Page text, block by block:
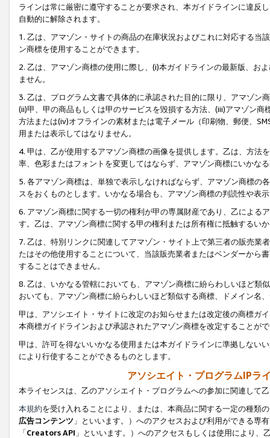
ラインは常に厳密に遵守することが要求され、本ガイドラインに違反
自動的に解除されます。
1. 乙は、アマゾン・サイトの商品の在庫状況およびこれに対応する
ン商標を使用することができます。
2. 乙は、アマゾン商標の使用に際し、(i)本ガイドラインの最新版、お
ません。
3. 乙は、プログラム文書で具体的に承認された目的に限り、アマゾン
(ii)甲、甲の商品もしくは甲のサービスを毀損する方法、(iii)アマゾン
方法または(iv)オフラインの素材または電子メール（印刷物、郵便、
用または表示してはなりません。
4. 甲は、乙が使用するアマゾン商標の画像を提供します。乙は、方
率、色彩またはフォントを変更してはならず、アマゾン商標にいかな
5. 各アマゾン商標は、単独で表示しなければならず、アマゾン商標
スをおくものとします。いかなる場合も、アマゾン商標の判読性や表
6. アマゾン商標に関する一切の権利が甲の専属財産であり、乙による
す。乙は、アマゾン商標に関する甲の権利または所有権に抵触するい
7. 乙は、特別リンクに関連してアマゾン・サイト上で第三者の販売
たはその他使用することについて、当該販売業者またはベンダーから
することはできません。
8. 乙は、いかなる管轄においても、アマゾン商標に紛らわしいほど類
おいても、アマゾン商標に紛らわしいほど類似する商標、ドメイン名
甲は、アソシエイト・サイトに改定のお知らせまたは改定後の商標ガ
本商標ガイドラインおよび承認されたアマゾン商標を改定することが
甲は、許可を得ないいかなる使用または本ガイドラインに準拠しない
により行使することができるものとします。
アソシエイト・プログラムIPラ
本ライセンスは、乙のアソシエイト・プログラムへの参加に関連して
本規約を受け入れることにより、または、本商品に関する一定の種類
広告コンテンツ 」といいます。）へのアクセスおよび利用ができる専
「Creators API 」といいます。）へのアクセスもしくは使用により